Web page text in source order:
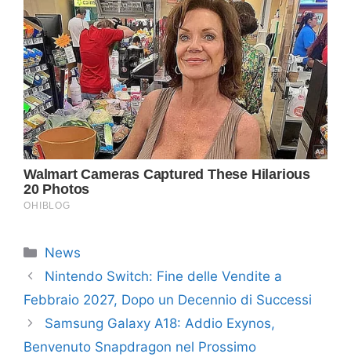
Categorie
News
Nintendo Switch: Fine delle Vendite a
Febbraio 2027, Dopo un Decennio di Successi
Samsung Galaxy A18: Addio Exynos,
Benvenuto Snapdragon nel Prossimo